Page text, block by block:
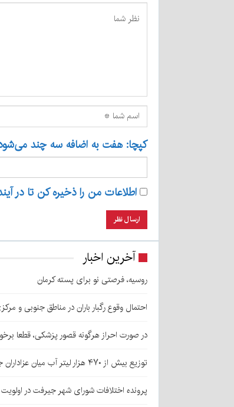
کپچا: هفت به اضافه سه چند
اطلاعات من را ذخیره کن تا در
آخرین اخبار
روسیه، فرصتی نو برای پسته کرمان
احتمال وقوع رگبار باران در مناطق جنوبی و
در صورت احراز هرگونه قصور پزشکی، قطعا
توزیع بیش از ۴۷۰ هزار لیتر آب میان عزاداران جامانده اربعین در کرمان
پرونده اختلافات شورای شهر جیرفت در